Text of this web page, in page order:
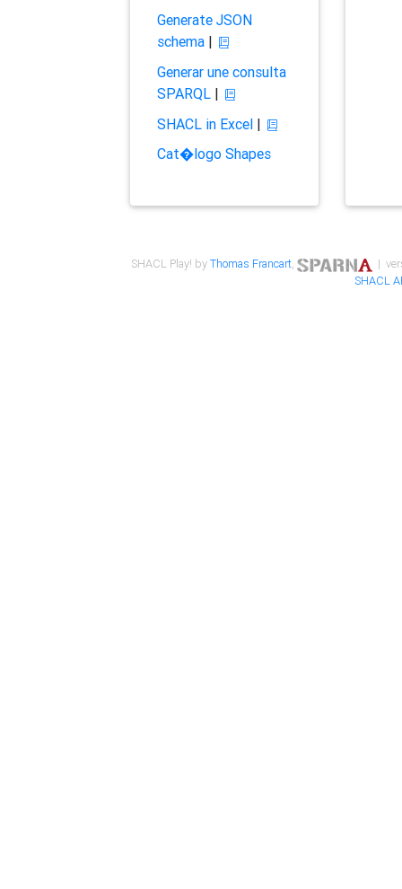
Generate JSON
schema|
Generar une consulta
SPARQL|
SHACL in Excel|
Cat�logo Shapes
SHACL Play! byThomas Francart,
|
SHACL